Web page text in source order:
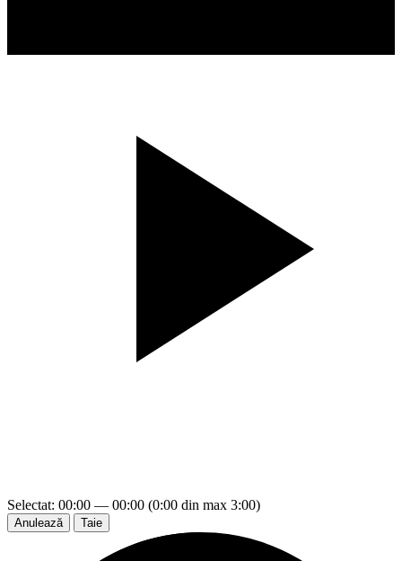
Selectat: 00:00 — 00:00 (0:00 din max 3:00)
Anulează Taie